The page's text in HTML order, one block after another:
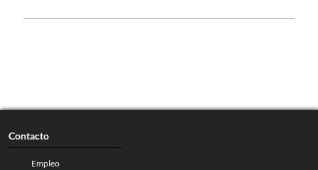
Contacto
Empleo